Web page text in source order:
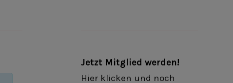
Jetzt Mitglied werden!
Hier klicken und noch